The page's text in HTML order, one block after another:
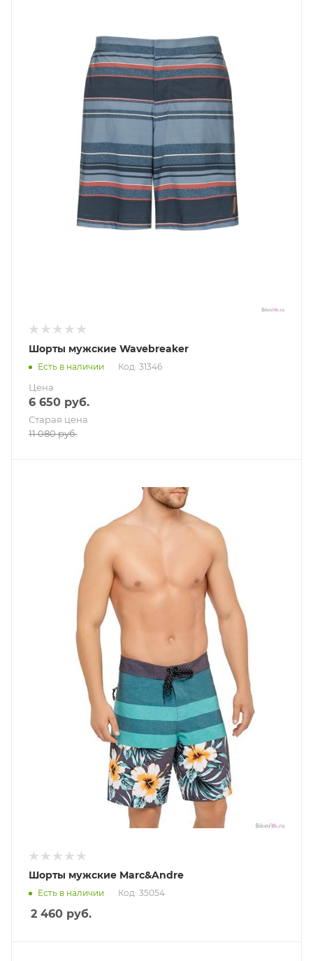
Шорты мужские Wavebreaker
Есть в наличии Код: 31346
Цена
6 650 руб.
Старая цена
11 080руб.
Шорты мужские Marc&Andre
Есть в наличии Код: 35054
2 460 руб.